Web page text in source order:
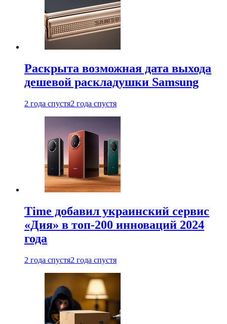
Раскрыта возможная дата выхода
дешевой раскладушки Samsung
2 года спустя2 года спустя
Time добавил украинский сервис
«Дия» в топ-200 инноваций 2024
года
2 года спустя2 года спустя